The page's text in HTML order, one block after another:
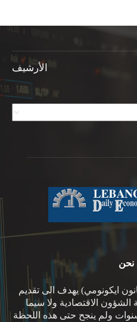
الأرشيف
نحن
ايكونومي) يهدف الى تقديم
الشؤون الاقتصادية ولا سيما
سنوات ولم ينجح حتى هذه اللحظة